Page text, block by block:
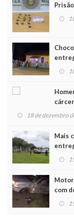
Noel
18 de dezembro
Mais
com